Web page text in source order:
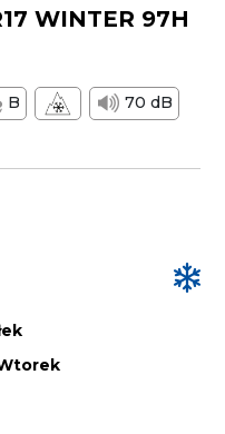
WINTER 97H
B
70 dB